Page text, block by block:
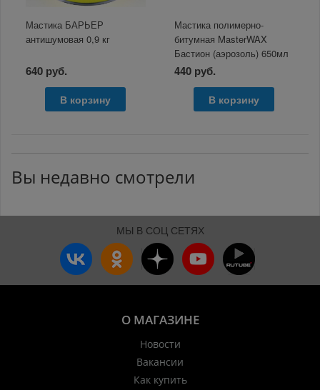
Мастика БАРЬЕР
антишумовая 0,9 кг
640 руб.
В корзину
Мастика полимерно-
битумная MasterWAX
Бастион (аэрозоль) 650мл
440 руб.
В корзину
Вы недавно смотрели
МЫ В СОЦ СЕТЯХ
О МАГАЗИНЕ
Новости
Вакансии
Как купить